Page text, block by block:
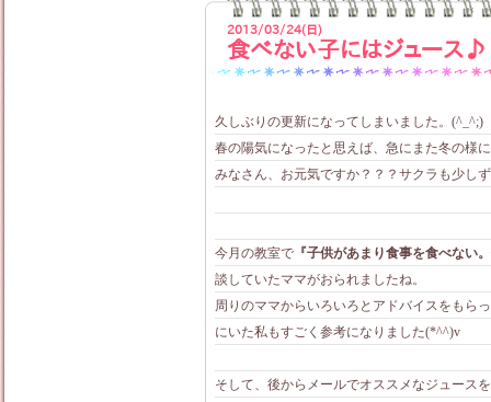
2013/03/24(日)
食べない子にはジュース♪
久しぶりの更新になってしまいました。(^_^;)
春の陽気になったと思えば、急にまた冬の様
みなさん、お元気ですか？？？サクラも少し
今月の教室で『子供があまり食事を食べない
談していたママがおられましたね。
周りのママからいろいろとアドバイスをもら
にいた私もすごく参考になりました(*^^)v
そして、後からメールでオススメなジュース